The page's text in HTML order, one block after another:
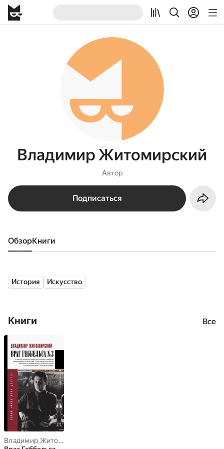
Владимир Житомирский
Автор
Подписаться
Обзор книги
История Искусство
Книги Все
Владимир Житомирский